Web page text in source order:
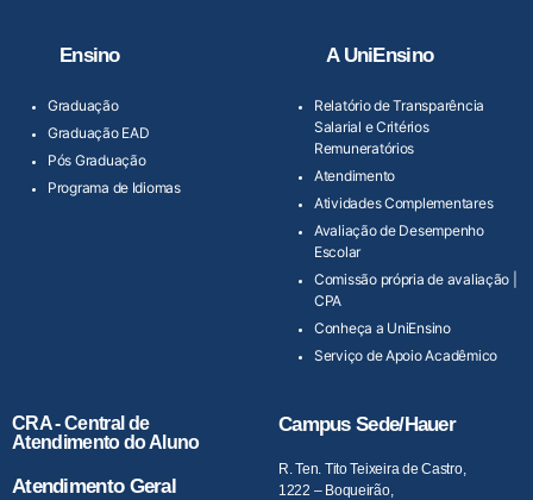
Ensino
Graduação
Graduação EAD
Pós Graduação
Programa de Idiomas
A UniEnsino
Relatório de Transparência
Salarial e Critérios
Remuneratórios
Atendimento
Atividades Complementares
Avaliação de Desempenho
Escolar
Comissão própria de avaliação |
CPA
Conheça a UniEnsino
Serviço de Apoio Acadêmico
CRA - Central de
Atendimento do Aluno
Atendimento Geral
Campus Sede/Hauer
R. Ten. Tito Teixeira de Castro,
1222 – Boqueirão,